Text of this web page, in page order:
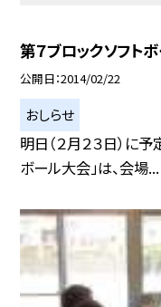
第７ブロックソフト
公開日 2014/02/22
おしらせ
明日（２月２３日）に
ボール大会」は、会場...